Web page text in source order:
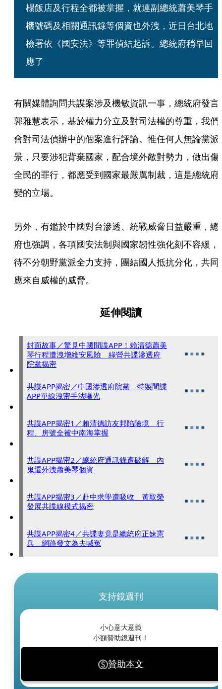
榻飯店及行程全都被掌握，就連副總統蕭美琴手
機號碼及相關通訊錄等個資也外洩，近日台北地
檢署依《國安法》等罪偵結起訴。總統府稍早回
應了
有關媒體詢問共諜案涉及機敏資訊一事，總統府發言
郭雅慧表示，基於權力分立及對司法權的尊重，我們
會對司法偵辦中的個案進行評論。惟任何人無論黨派
景，只要涉犯背棄國家，配合境外敵對勢力，做出傷
全民的罪行，都應受到國家最嚴厲制裁，這是總統府
變的立場。
另外，有鑑於中國對台滲透、統戰威脅日益嚴重，總
府也強調，各項國安法制與國家韌性強化刻不容緩，
待不分朝野黨派全力支持，團結國人抵抗分化，共同
應來自威權的威脅。
延伸閱讀
封面故事／驚見中國間諜APP！賴清德蕭美
琴行程遭洩增維安風險 綠營共諜滲透府
院黨揭密
共諜APP揭密／中國滲透府院黨 特製間諜
APP單線洩密手法曝光
共諜APP揭密1／賴清德訪友邦陷險境 行
程、房號全被中南海掌握
共諜APP揭密2／總統府通訊錄遭破解 內
鬼還外洩蕭美琴個資
共諜APP揭密3／赴中求學遭吸收 黃取榮
發展共諜線模式揭密
共諜APP揭密4／共諜妻竟是總統府正妹憲
兵 網路發文為夫喊冤
支持鏡週刊
小心意大意義
小額贊助鏡週刊！
贊助本文